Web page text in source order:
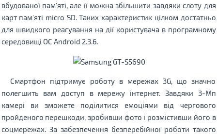
вбудованої пам'яті, але її можна збільшити завдяки слоту для
карт пам'яті micro SD. Таких характеристик цілком достатньо
для швидкого реагування на дії користувача в програмному
середовищі ОС Android 2.3.6.
Смартфон підтримує роботу в мережах 3G, що значно
полегшить вам доступ в мережу інтернет. Завдяки 3-Мп
камері ви зможете поділитися емоціями від чергового
пройденого перешкоди, зробивши фото і розмістивши його в
соцмережах. За забезпечення безперебійної роботи такого